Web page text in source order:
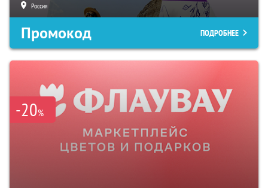
Россия
Промокод ПОДРОБНЕЕ
-20%